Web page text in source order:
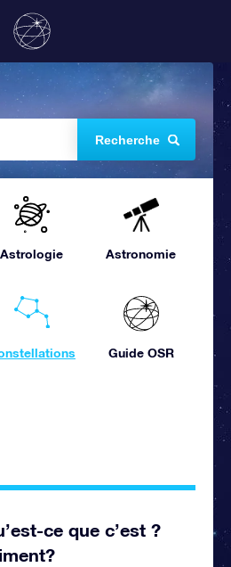
Recherche
Astrologie Astronomie
Guide OSR
ce que c’est ?